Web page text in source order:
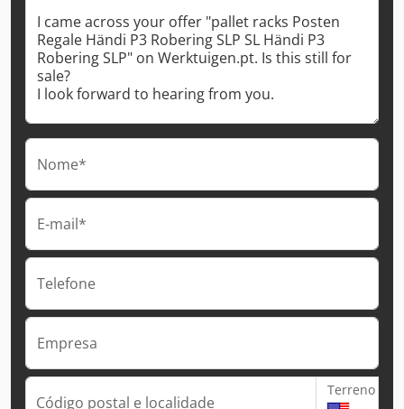
Nome*
E-mail*
Telefone
Empresa
Código postal e localidade
Terreno